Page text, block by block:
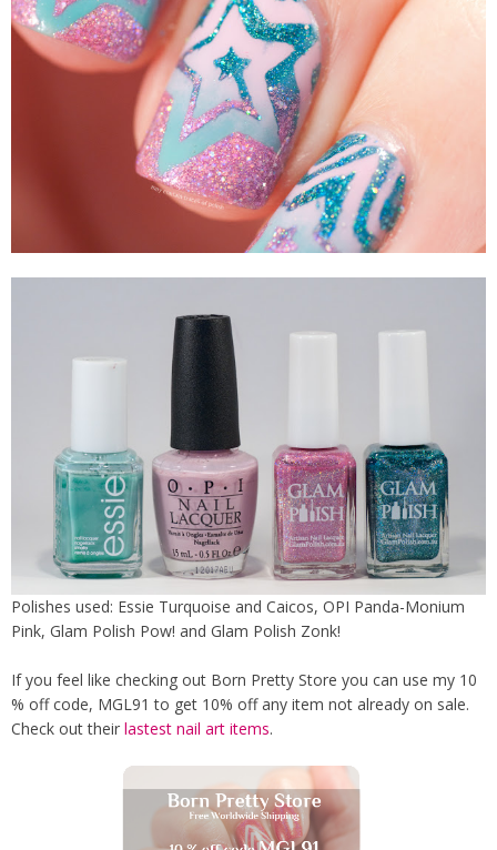
Polishes used: Essie Turquoise and Caicos, OPI Panda-Monium
Pink, Glam Polish Pow! and Glam Polish Zonk!
If you feel like checking out Born Pretty Store you can use my 10
% off code, MGL91 to get 10% off any item not already on sale.
Check out their lastest nail art items.